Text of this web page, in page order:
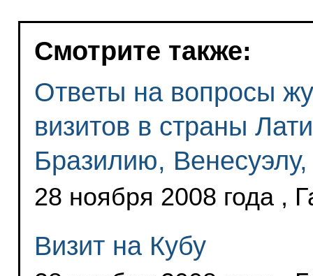
Смотрите также:
Ответы на вопросы
визитов в страны
Бразилию,
28 ноября 2008 года ,
Визит на Кубу